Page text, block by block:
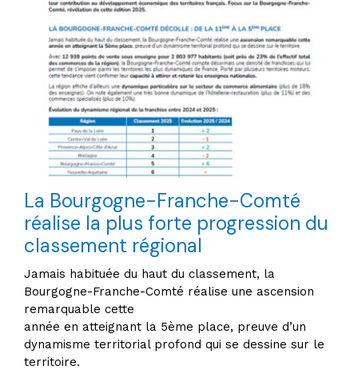
La Bourgogne-Franche-Comté
réalise la plus forte progression du
classement régional
Jamais habituée du haut du classement, la
Bourgogne-Franche-Comté réalise une ascension
remarquable cette
année en atteignant la 5ème place, preuve d’un
dynamisme territorial profond qui se dessine sur le
territoire.